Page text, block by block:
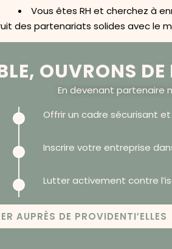
Vous êtes RH et cherchez à
des partenariats solides avec le
OUVRONS
En devenant partenaire
Offrir un cadre sécurisant
Inscrire votre entreprise
Lutter activement contre
AUPRÈS DE PROVIDENTI’ELLES